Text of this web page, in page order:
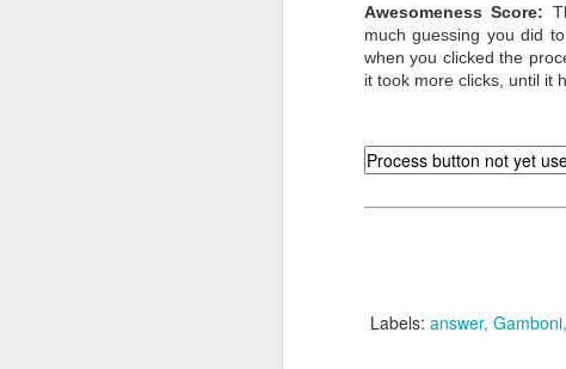
Awesomeness Score:
much guessing you did
when you clicked the
it took more clicks, until it
Labels: answer Gamboni
* 1 x
* 5 x
* 12 x
* 150 x
tarjetas